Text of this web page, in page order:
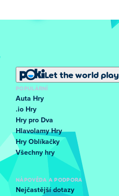
Let the world play
POPULÁRNÍ
Auta Hry
.io Hry
Hry pro Dva
Hlavolamy Hry
Hry Oblíkačky
Všechny hry
NÁPOVĚDA A PODPORA
Nejčastější dotazy